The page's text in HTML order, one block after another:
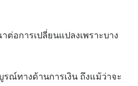
อการเปลี่ยนแปลงเพราะบาง
ณ์ทางด้านการเงิน ถึงแม้ว่าจะ